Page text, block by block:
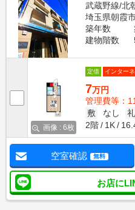
武蔵野線/北
埼玉県朝霞
築年数
建物階数
画像 : 6枚
定借 インター
7万円
管理費等：
敷
なし 礼
2階
1K
空室確認 無料
お店に